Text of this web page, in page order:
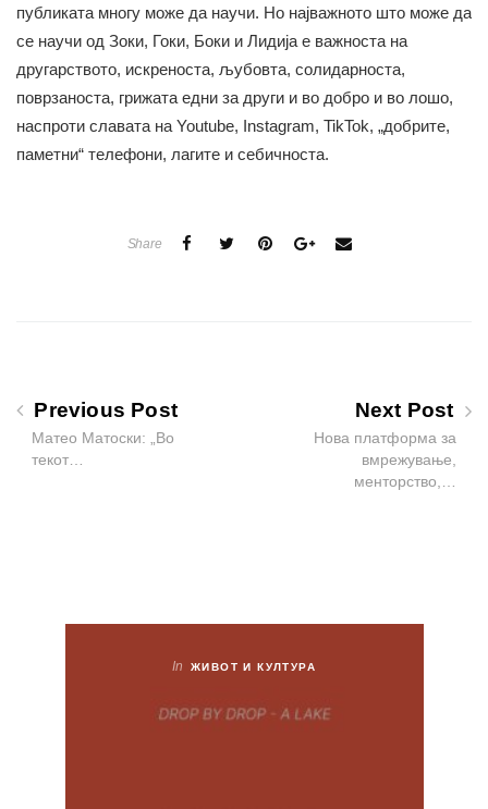
публиката многу може да научи. Но најважното што може да
се научи од Зоки, Гоки, Боки и Лидија е важноста на
другарството, искреноста, љубовта, солидарноста,
поврзаноста, грижата едни за други и во добро и во лошо,
наспроти славата на Youtube, Instagram, TikTok, „добрите,
паметни“ телефони, лагите и себичноста.
Share
Previous Post
Матео Матоски: „Во
текот…
Next Post
Нова платформа за
вмрежување,
менторство,…
In ЖИВОТ И КУЛТУРА